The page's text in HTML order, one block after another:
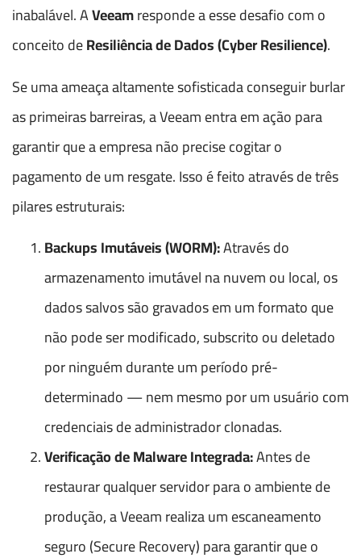
inabalável. AVeeamresponde a esse desafio com o
conceito deResiliência de Dados (Cyber Resilience).
Se uma ameaça altamente sofisticada conseguir burlar
as primeiras barreiras, a Veeam entra em ação para
garantir que a empresa não precise cogitar o
pagamento de um resgate. Isso é feito através de três
pilares estruturais:
Backups Imutáveis (WORM):Através do
armazenamento imutável na nuvem ou local, os
dados salvos são gravados em um formato que
não pode ser modificado, subscrito ou deletado
por ninguém durante um período pré-
determinado — nem mesmo por um usuário com
credenciais de administrador clonadas.
Verificação de Malware Integrada:Antes de
restaurar qualquer servidor para o ambiente de
produção, a Veeam realiza um escaneamento
seguro (Secure Recovery) para garantir que o